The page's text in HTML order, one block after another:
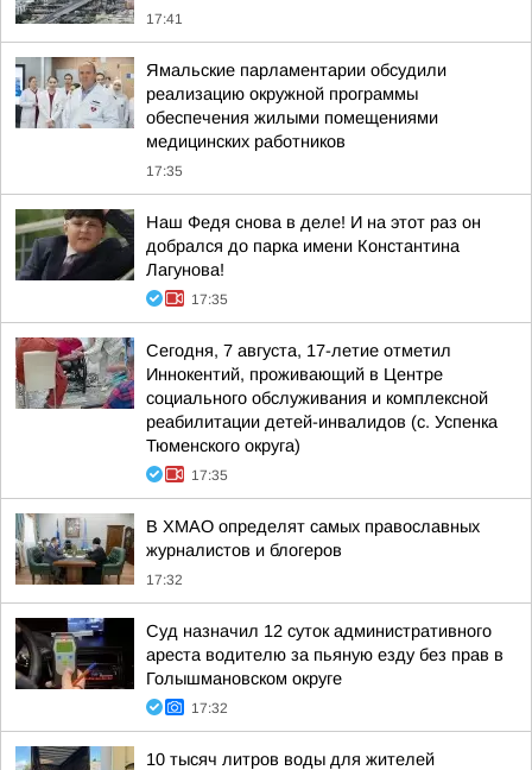
17:41
Ямальские парламентарии обсудили
реализацию окружной программы
обеспечения жилыми помещениями
медицинских работников
17:35
Наш Федя снова в деле! И на этот раз он
добрался до парка имени Константина
Лагунова!
17:35
Сегодня, 7 августа, 17-летие отметил
Иннокентий, проживающий в Центре
социального обслуживания и комплексной
реабилитации детей-инвалидов (с. Успенка
Тюменского округа)
17:35
В ХМАО определят самых православных
журналистов и блогеров
17:32
Суд назначил 12 суток административного
ареста водителю за пьяную езду без прав в
Голышмановском округе
17:32
10 тысяч литров воды для жителей